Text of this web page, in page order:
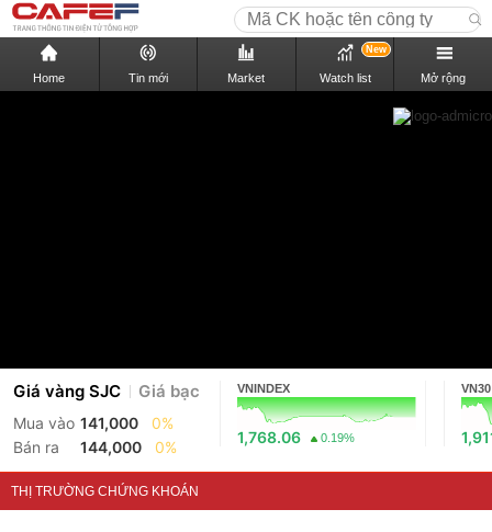
Home Tin mới Market Watch list
New
Mở rộng
Giá vàng SJC Giá bạc
Mua vào 141,000
0%
Bán ra
144,000 0%
VNINDEX
1,768.06 0.19%
VN30
THỊ TRƯỜNG CHỨNG KHOÁN